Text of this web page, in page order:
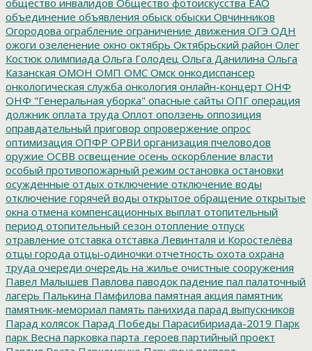
объединение объявления обыск обыски Овчинников
Огородова ограбление ограничение движения ОГЭ ОДН
ожоги озеленение окно октябрь Октябрьский район Олег
Костюк олимпиада Ольга Голодец Ольга Данилина Ольга
Казанская ОМОН ОМП ОМС Омск онкодиспансер
онкологическая служба онкология онлайн-концерт ОНФ
ОНФ "Генеральная уборка" опасные сайты ОПГ операция
должник оплата труда Оплот оползень оппозиция
оправдательный приговор опровержение опрос
оптимизация ОПФР ОРВИ организация пчеловодов
оружие ОСВВ освещение осень оскорбление власти
особый противопожарный режим остановка остановки
осужденные отдых отключение отключение воды
отключение горячей воды открытое обращение открытые
окна отмена компенсационных выплат отопительный
период отопительный сезон отопление отпуск
отравление отставка отставка Левинталя и Коростелёва
отцы города отцы-одиночки отчетность охота охрана
труда очереди очередь на жилье очистные сооружения
Павел Малышев Павлова паводок падение пал палаточный
лагерь Палькина Памфилова памятная акция памятник
памятник-мемориал память панихида парад выпускников
Парад колясок Парад Победы Парасибириада-2019 Парк
парк Весна парковка парта_героев партийный проект